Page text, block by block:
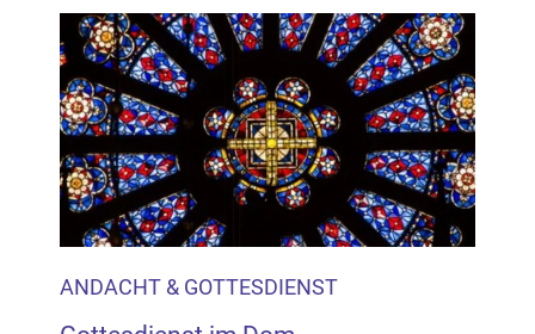
ANDACHT & GOTTESDIENST